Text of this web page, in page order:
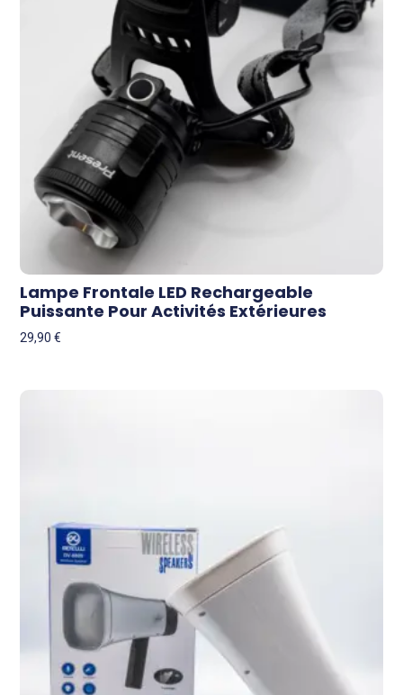
Lampe Frontale LED Rechargeable
Puissante Pour Activités Extérieures
29,90€